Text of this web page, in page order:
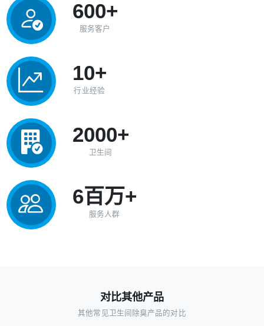
600+
服务客户
10+
行业经验
2000+
卫生间
6百万+
服务人群
对比其他产品
其他常见卫生间除臭产品的对比